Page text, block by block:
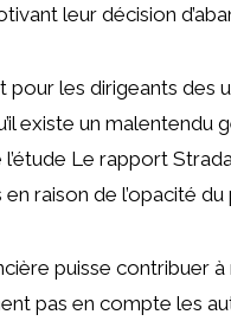
leur décision
pour les dirigeants des
existe un
Le rapport
raison de l’opacité du
puisse contribuer
pas en compte les